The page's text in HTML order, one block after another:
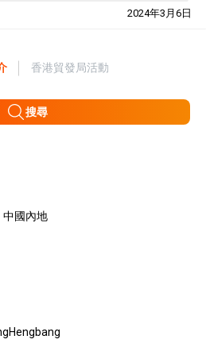
2024年3月6日
香港貿發局活動
搜尋
中國內地